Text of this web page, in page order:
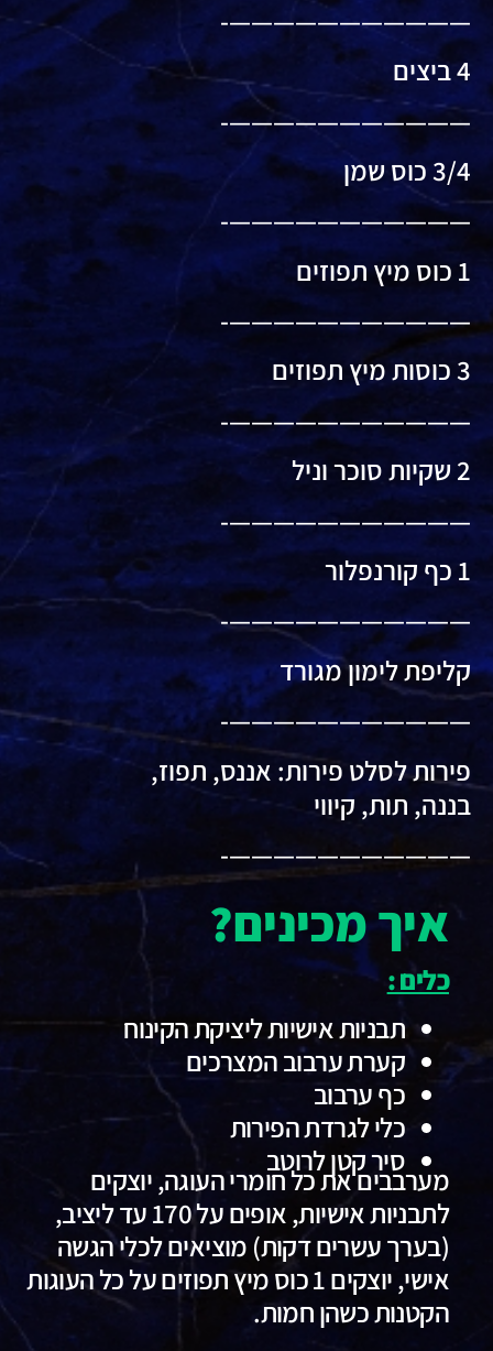
———————————-
4 ביצים
———————————-
3/4 כוס שמן
———————————-
1 כוס מיץ תפוזים
———————————-
3 כוסות מיץ תפוזים
———————————-
2 שקיות סוכר וניל
———————————-
1 כף קורנפלור
———————————-
קליפת לימון מגורד
———————————-
פירות לסלט פירות: אננס, תפוז,
בננה, תות, קיווי
———————————-
איך מכינים?
כלים :
תבניות אישיות ליציקת הקינוח
קערת ערבוב המצרכים
כף ערבוב
כלי לגרדת הפירות
סיר קטן לרוטב
מערבבים את כל חומרי העוגה, יוצקים
לתבניות אישיות, אופים על 170 עד ליציב,
(בערך עשרים דקות) מוציאים לכלי הגשה
אישי, יוצקים 1 כוס מיץ תפוזים על כל העוגות
הקטנות כשהן חמות.